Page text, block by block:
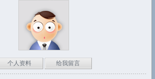
个人资料 给我留言